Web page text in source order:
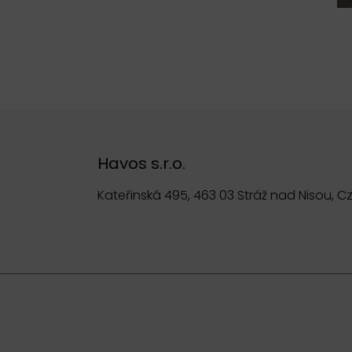
Havos s.r.o.
Kateřinská 495, 463 03 Stráž nad Nisou,